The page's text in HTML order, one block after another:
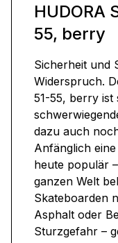
HUDORA
55, berry
Sicherheit und
Widerspruch.
51-55, berry ist
dazu auch
Anfänglich
heute populär
ganzen Welt
Skateboarden
Asphalt oder
Sturzgefahr –